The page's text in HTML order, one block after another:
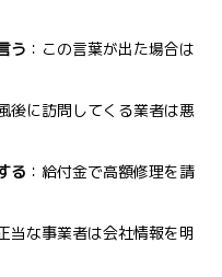
う ：この言葉が出た場合は
後に訪問してくる業者は悪
る ：給付金で高額修理を請
当な事業者は会社情報を明